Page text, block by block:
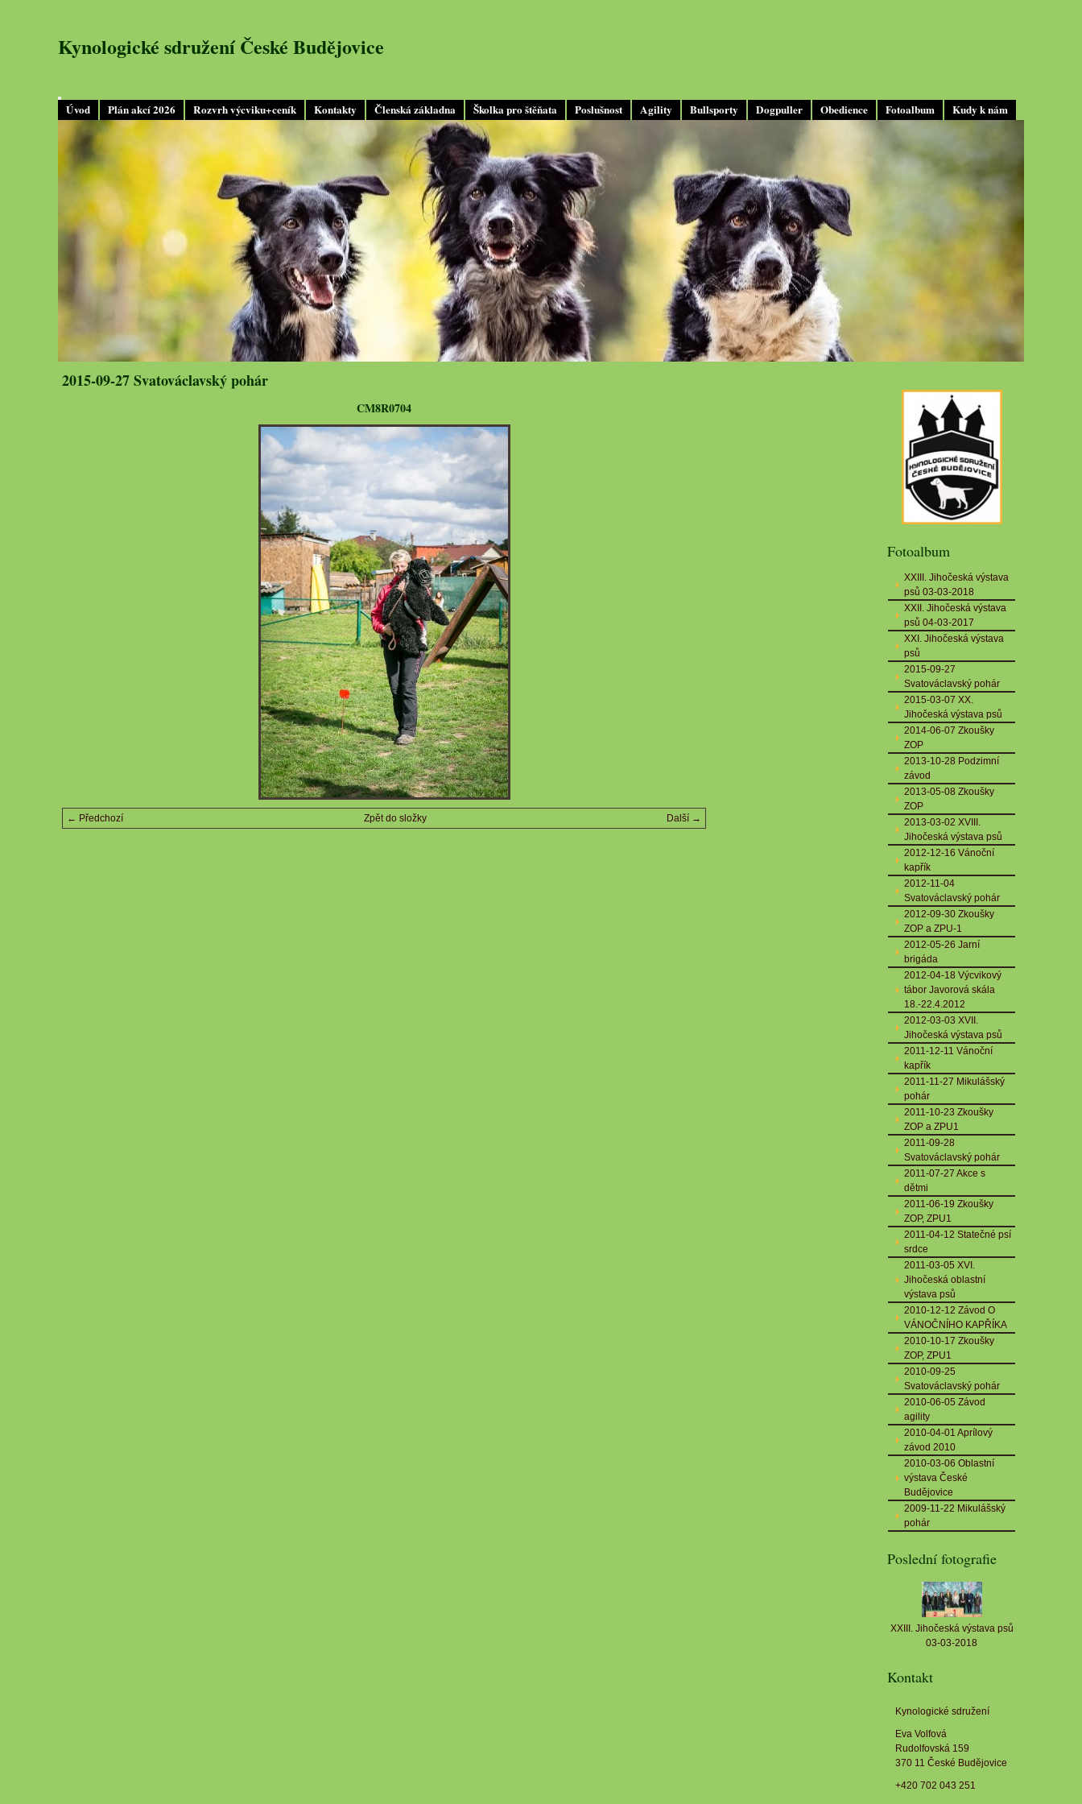
Úvod Plán akcí 2026 Rozvrh výcviku+ceník Kontakty Členská základna Školka pro štěňata Poslušnost Agility Bullsporty Dogpuller Obedience Fotoalbum Kudy k nám
Kynologické sdružení České Budějovice
2015-09-27 Svatováclavský pohár
CM8R0704
← Předchozí Další →
Zpět do složky
Fotoalbum
XXIII. Jihočeská výstava
psů 03-03-2018
XXII. Jihočeská výstava
psů 04-03-2017
XXI. Jihočeská výstava
psů
2015-09-27
Svatováclavský pohár
2015-03-07 XX.
Jihočeská výstava psů
2014-06-07 Zkoušky
ZOP
2013-10-28 Podzimní
závod
2013-05-08 Zkoušky
ZOP
2013-03-02 XVIII.
Jihočeská výstava psů
2012-12-16 Vánoční
kapřík
2012-11-04
Svatováclavský pohár
2012-09-30 Zkoušky
ZOP a ZPU-1
2012-05-26 Jarní
brigáda
2012-04-18 Výcvikový
tábor Javorová skála
18.-22.4.2012
2012-03-03 XVII.
Jihočeská výstava psů
2011-12-11 Vánoční
kapřík
2011-11-27 Mikulášský
pohár
2011-10-23 Zkoušky
ZOP a ZPU1
2011-09-28
Svatováclavský pohár
2011-07-27 Akce s
dětmi
2011-06-19 Zkoušky
ZOP, ZPU1
2011-04-12 Statečné psí
srdce
2011-03-05 XVI.
Jihočeská oblastní
výstava psů
2010-12-12 Závod O
VÁNOČNÍHO KAPŘÍKA
2010-10-17 Zkoušky
ZOP, ZPU1
2010-09-25
Svatováclavský pohár
2010-06-05 Závod
agility
2010-04-01 Aprílový
závod 2010
2010-03-06 Oblastní
výstava České
Budějovice
2009-11-22 Mikulášský
pohár
Poslední fotografie
XXIII. Jihočeská výstava psů
03-03-2018
Kontakt
Kynologické sdružení
Eva Volfová
Rudolfovská 159
370 11 České Budějovice
+420 702 043 251